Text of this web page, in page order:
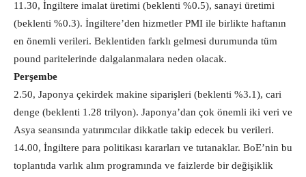
11.30, İngiltere imalat üretimi (beklenti %0.5), sanayi üretimi
(beklenti %0.3). İngiltere’den hizmetler PMI ile birlikte haftanın
en önemli verileri. Beklentiden farklı gelmesi durumunda tüm
pound paritelerinde dalgalanmalara neden olacak.
Perşembe
2.50, Japonya çekirdek makine siparişleri (beklenti %3.1), cari
denge (beklenti 1.28 trilyon). Japonya’dan çok önemli iki veri ve
Asya seansında yatırımcılar dikkatle takip edecek bu verileri.
14.00, İngiltere para politikası kararları ve tutanaklar. BoE’nin bu
toplantıda varlık alım programında ve faizlerde bir değişiklik